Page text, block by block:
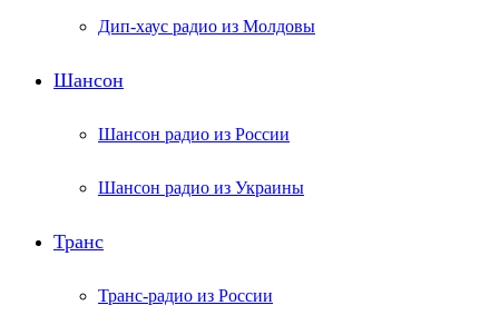
Дип-хаус радио из Молдовы
Шансон
Шансон радио из России
Шансон радио из Украины
Транс
Транс-радио из России